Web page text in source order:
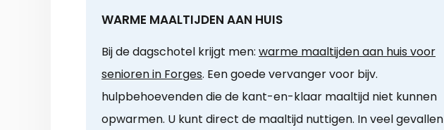
WARME MAALTIJDEN AAN HUIS
Bij de dagschotel krijgt men: warme maaltijden aan huis voor
senioren in Forges. Een goede vervanger voor bijv.
hulpbehoevenden die de kant-en-klaar maaltijd niet kunnen
opwarmen. U kunt direct de maaltijd nuttigen. In veel gevallen